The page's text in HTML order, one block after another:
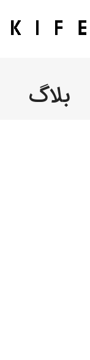
بلاگ